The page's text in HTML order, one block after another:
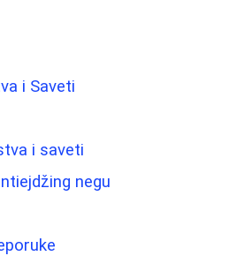
i Saveti
i saveti
negu